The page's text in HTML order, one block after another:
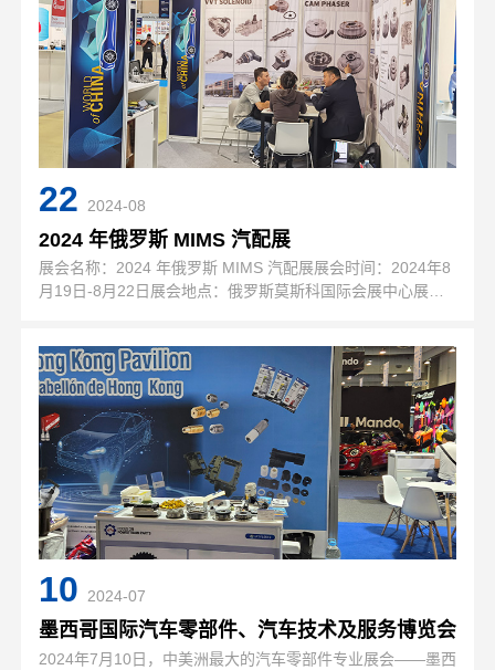
22 2024-08
2024 年俄罗斯 MIMS 汽配展
展会名称：2024 年俄罗斯 MIMS 汽配展展会时间：2024年8
月19日-8月22日展会地点：俄罗斯莫斯科国际会展中心展位
10 2024-07
墨西哥国际汽车零部件、汽车技术及服务博览会
2024年7月10日，中美洲最大的汽车零部件专业展会——墨西